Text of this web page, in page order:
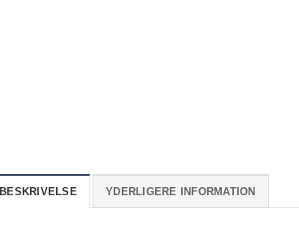
BESKRIVELSE YDERLIGERE INFORMATION